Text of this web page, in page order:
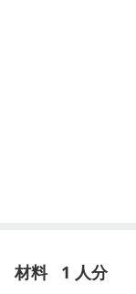
材料 1 人分